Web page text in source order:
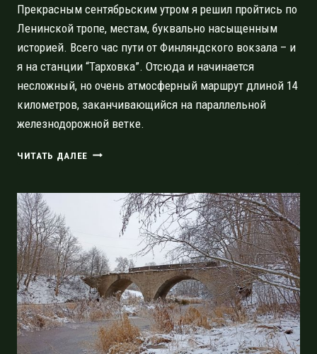
Прекрасным сентябрьским утром я решил пройтись по
Ленинской тропе, местам, буквально насыщенным
историей. Всего час пути от Финляндского вокзала – и
я на станции “Тарховка”. Отсюда и начинается
несложный, но очень атмосферный маршрут длиной 14
километров, заканчивающийся на параллельной
железнодорожной ветке.
ЧИТАТЬ ДАЛЕЕ ЛЕНИНСКАЯ